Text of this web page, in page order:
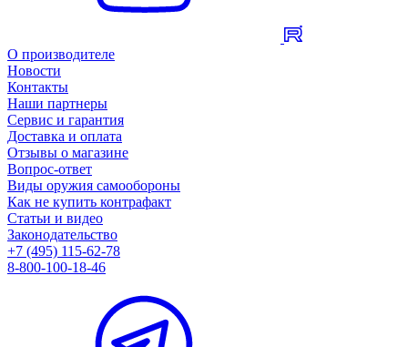
О производителе
Новости
Контакты
Наши партнеры
Сервис и гарантия
Доставка и оплата
Отзывы о магазине
Вопрос-ответ
Виды оружия самообороны
Как не купить контрафакт
Статьи и видео
Законодательство
+7 (495) 115-62-78
8-800-100-18-46